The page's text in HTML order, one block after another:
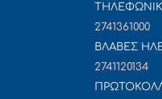
2741361000
ΒΛΑΒΕΣ
2741120134